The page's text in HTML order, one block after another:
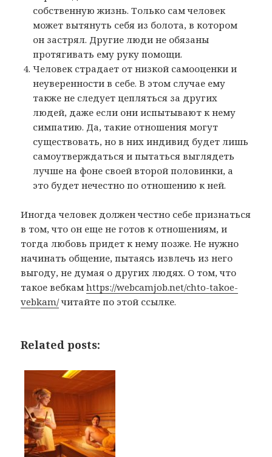
собственную жизнь. Только сам человек
может вытянуть себя из болота, в котором
он застрял. Другие люди не обязаны
протягивать ему руку помощи.
Человек страдает от низкой самооценки и
неуверенности в себе. В этом случае ему
также не следует цепляться за других
людей, даже если они испытывают к нему
симпатию. Да, такие отношения могут
существовать, но в них индивид будет лишь
самоутверждаться и пытаться выглядеть
лучше на фоне своей второй половинки, а
это будет нечестно по отношению к ней.
Иногда человек должен честно себе признаться
в том, что он еще не готов к отношениям, и
тогда любовь придет к нему позже. Не нужно
начинать общение, пытаясь извлечь из него
выгоду, не думая о других людях. О том, что
такое вебкамhttps://webcamjob.net/chto-takoe-
vebkam/читайте по этой ссылке.
Related posts: